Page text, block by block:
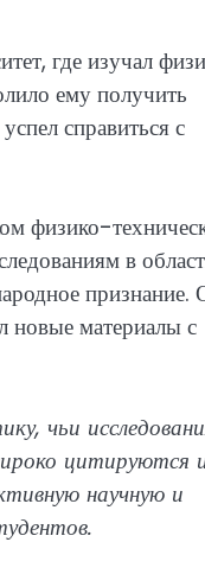
где изучал
ему получить
справиться с
физико-
в
признание.
новые материалы с
чьи
цитируются
научную и